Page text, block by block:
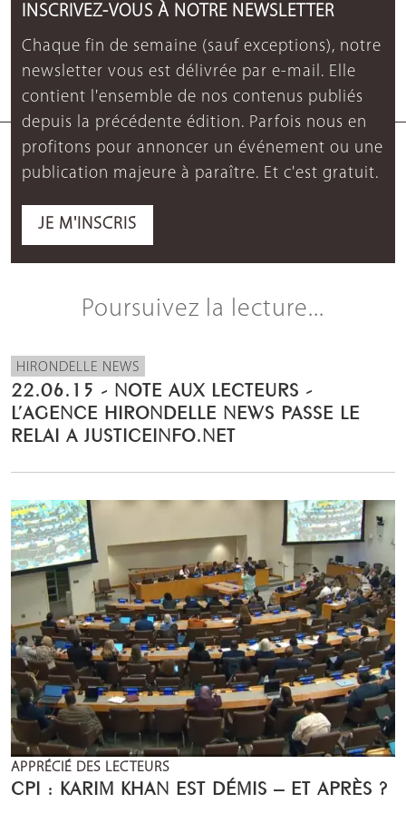
INSCRIVEZ-VOUS À NOTRE NEWSLETTER
Chaque fin de semaine (sauf exceptions), notre
newsletter vous est délivrée par e-mail. Elle
contient l'ensemble de nos contenus publiés
depuis la précédente édition. Parfois nous en
profitons pour annoncer un événement ou une
publication majeure à paraître. Et c'est gratuit.
JE M'INSCRIS
Poursuivez la lecture...
HIRONDELLE NEWS
22.06.15 - NOTE AUX LECTEURS -
L’AGENCE HIRONDELLE NEWS PASSE LE
RELAI A JUSTICEINFO.NET
APPRÉCIÉ DES LECTEURS
CPI : KARIM KHAN EST DÉMIS – ET APRÈS ?